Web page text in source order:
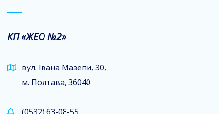
КП «ЖЕО №2»
вул. Івана Мазепи, 30,
м. Полтава, 36040
(0532) 63-08-55